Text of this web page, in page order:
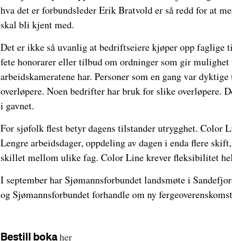
hva det er forbundsleder Erik Bratvold er så redd for at
skal bli kjent med.
Det er ikke så uvanlig at bedriftseiere kjøper opp faglige
fete honorarer eller tilbud om ordninger som gir
arbeidskameratene har. Personer som en gang var
overløpere. Noen bedrifter har bruk for slike overløpere.
i gavnet.
For sjøfolk flest betyr dagens tilstander utrygghet. Color
Lengre arbeidsdager, oppdeling av dagen i enda flere
skillet mellom ulike fag. Color Line krever fleksibilitet
I september har Sjømannsforbundet landsmøte i
og Sjømannsforbundet forhandle om ny
Bestill bokaher